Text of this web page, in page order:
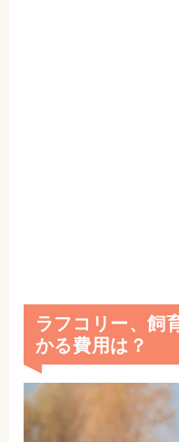
ラフコリー、飼
かる費用は？